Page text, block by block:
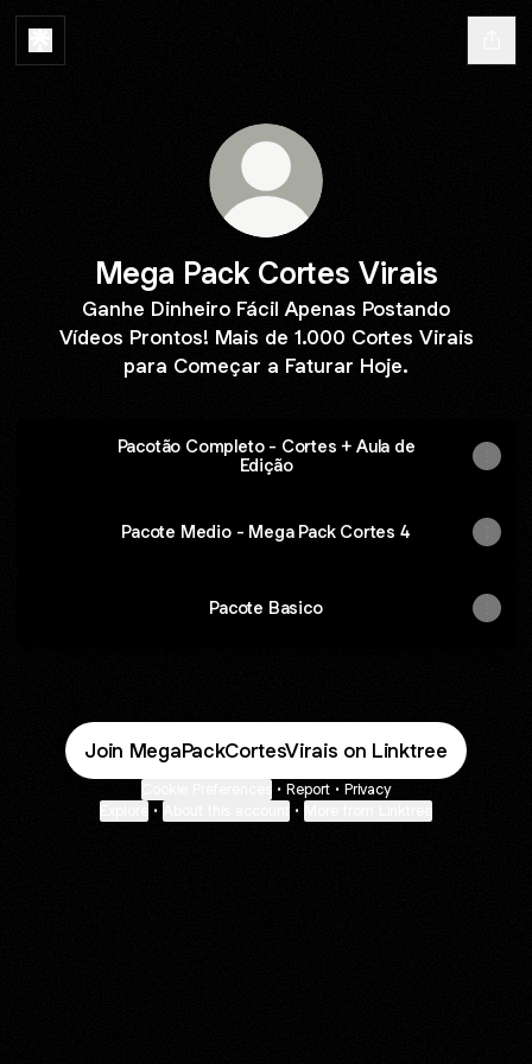
Mega Pack Cortes Virais
Ganhe Dinheiro Fácil Apenas Postando
Vídeos Prontos! Mais de 1.000 Cortes Virais
para Começar a Faturar Hoje.
Pacotão Completo - Cortes + Aula de
Edição
Pacote Medio - Mega Pack Cortes 4
Pacote Basico
Join MegaPackCortesVirais on Linktree
• Report • Privacy
• •